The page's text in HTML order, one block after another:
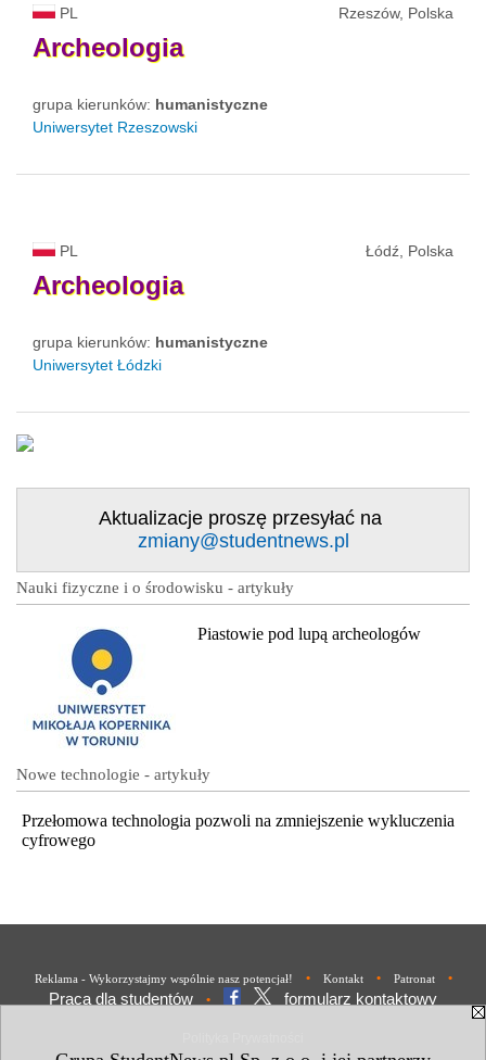
PL Rzeszów, Polska
Archeologia
grupa kierunków: humanistyczne
Uniwersytet Rzeszowski
PL Łódź, Polska
Archeologia
grupa kierunków: humanistyczne
Uniwersytet Łódzki
Aktualizacje proszę przesyłać na
zmiany@studentnews.pl
Nauki fizyczne i o środowisku - artykuły
Piastowie pod lupą archeologów
Nowe technologie - artykuły
Przełomowa technologia pozwoli na zmniejszenie wykluczenia
cyfrowego
Reklama - Wykorzystajmy wspólnie nasz potencjał! • Kontakt • Patronat •
Praca dla studentów • formularz kontaktowy